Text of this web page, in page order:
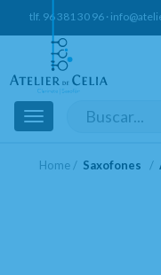
tlf. 96 381 30 96 ·
Toggle
navigation
Home Saxofones